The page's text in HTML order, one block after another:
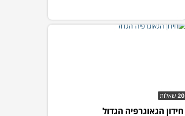
20 שאלות
חידון הגאוגרפיה הגדול